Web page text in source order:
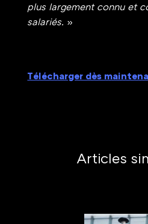
plus largement connu et
salariés. »
Télécharger dès
Articles